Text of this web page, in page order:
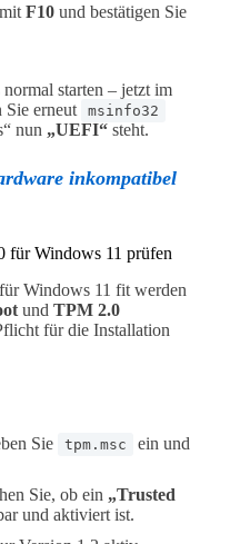
F10 und bestätigen Sie
starten – jetzt im
erneut
msinfo32
nun „UEFI“ steht.
inkompatibel
für Windows 11 prüfen
Windows 11 fit werden
und TPM 2.0
für die Installation
Sie tpm.msc
ein und
Sie, ob ein „Trusted
und aktiviert ist.